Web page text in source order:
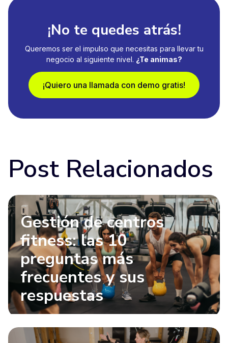
¡No te quedes atrás!
Queremos ser el impulso que necesitas para llevar tu
negocio al siguiente nivel. ¿Te animas?
¡Quiero una llamada con demo gratis!
Post Relacionados
Gestión de centros
fitness: las 10
preguntas más
frecuentes y sus
respuestas